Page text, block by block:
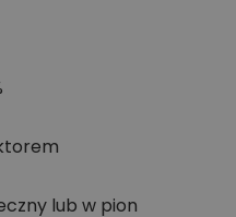
lub w pion